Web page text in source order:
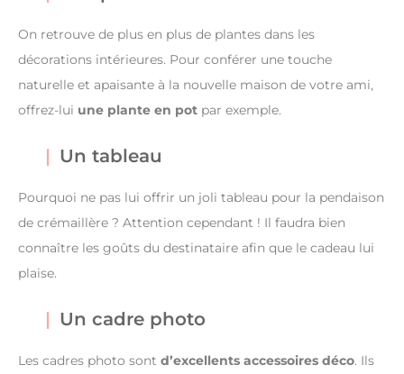
On retrouve de plus en plus de plantes dans les
décorations intérieures. Pour conférer une touche
naturelle et apaisante à la nouvelle maison de votre ami,
offrez-lui une plante en pot par exemple.
Un tableau
Pourquoi ne pas lui offrir un joli tableau pour la pendaison
de crémaillère ? Attention cependant ! Il faudra bien
connaître les goûts du destinataire afin que le cadeau lui
plaise.
Un cadre photo
Les cadres photo sont d’excellents accessoires déco. Ils